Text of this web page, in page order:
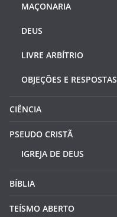
MAÇONARIA
DEUS
LIVRE ARBÍTRIO
OBJEÇÕES E RESPOSTAS
CIÊNCIA
PSEUDO CRISTÃ
IGREJA DE DEUS
BÍBLIA
TEÍSMO ABERTO